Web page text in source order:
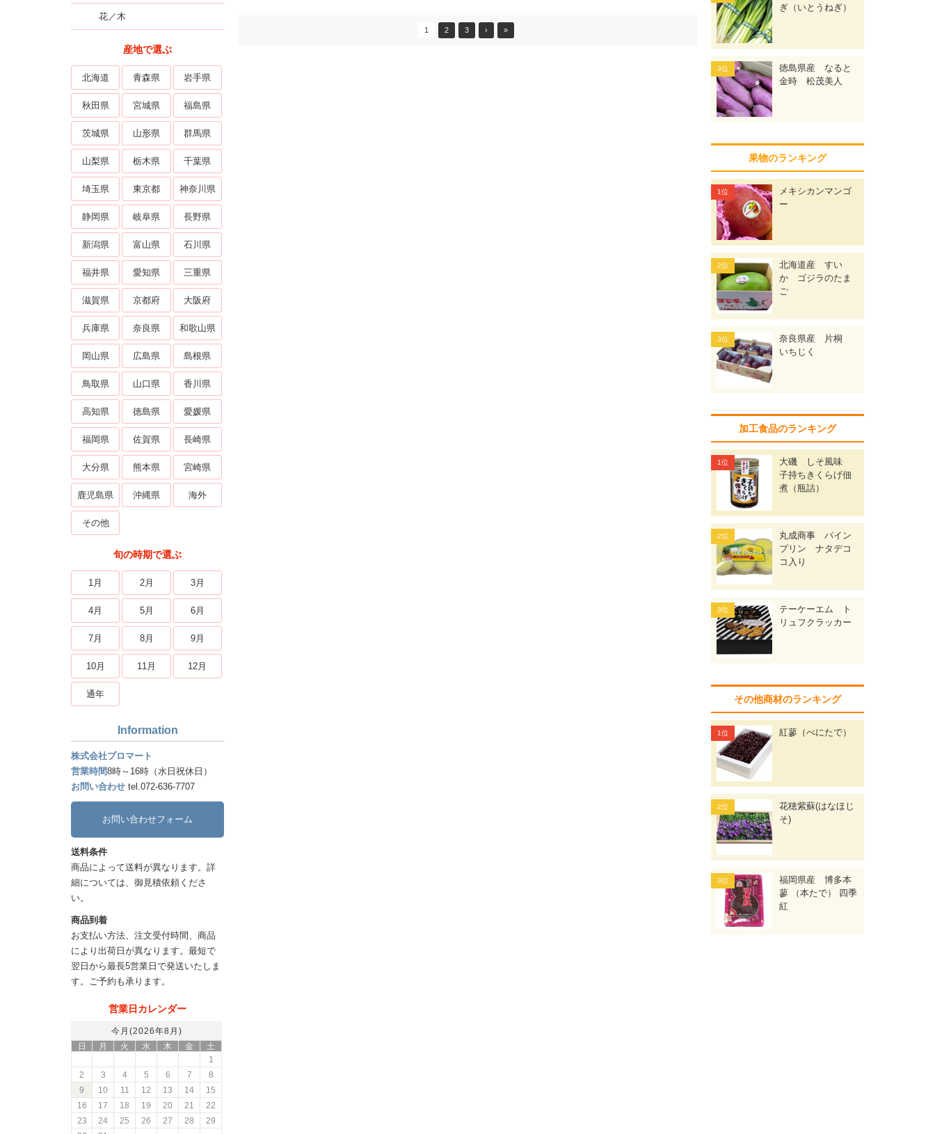
1 2 3 › »
花／木
産地で選ぶ
北海道 青森県 岩手県
秋田県 宮城県 福島県
茨城県 山形県 群馬県
山梨県 栃木県 千葉県
埼玉県 東京都 神奈川県
静岡県 岐阜県 長野県
新潟県 富山県 石川県
福井県 愛知県 三重県
滋賀県 京都府 大阪府
兵庫県 奈良県 和歌山県
岡山県 広島県 島根県
鳥取県 山口県 香川県
高知県 徳島県 愛媛県
福岡県 佐賀県 長崎県
大分県 熊本県 宮崎県
鹿児島県 沖縄県 海外
その他
旬の時期で選ぶ
1月 2月 3月
4月 5月 6月
7月 8月 9月
10月 11月 12月
通年
Information
株式会社プロマート
営業時間8時～16時（水日祝休日）
お問い合わせ tel.072-636-7707
お問い合わせフォーム
送料条件
商品によって送料が異なります。詳
細については、御見積依頼くださ
い。
商品到着
お支払い方法、注文受付時間、商品
により出荷日が異なります。最短で
翌日から最長5営業日で発送いたしま
す。ご予約も承ります。
営業日カレンダー
今月(2026年8月)
日
月 火 水 木 金
土
1
2
3 4 5 6 7
8
9
10 11 12 13 14
15
16
17 18 19 20 21
22
23
24 25 26 27 28
29
ぎ（いとうねぎ）
徳島県産 なると
金時 松茂美人
果物のランキング
メキシカンマンゴ
ー
北海道産 すい
か ゴジラのたま
ご
奈良県産 片桐
いちじく
加工食品のランキング
大磯 しそ風味
子持ちきくらげ佃
煮（瓶詰）
丸成商事 パイン
プリン ナタデコ
コ入り
テーケーエム ト
リュフクラッカー
その他商材のランキング
紅蓼（べにたで）
花穂紫蘇(はなほじ
そ)
福岡県産 博多本
蓼 （本たで） 四季
紅